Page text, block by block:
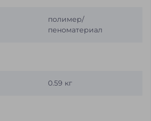
полимер/
пеноматериал
0.59 кг